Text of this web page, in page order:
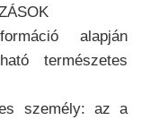
alapján
természetes
személy: az a